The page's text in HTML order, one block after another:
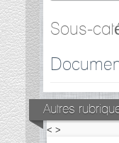
Sous-
Autres
< >